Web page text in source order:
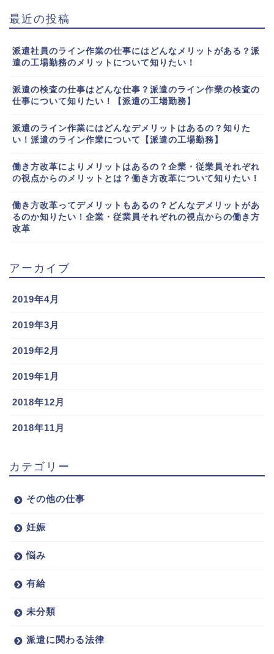
最近の投稿
派遣社員のライン作業の仕事にはどんなメリットがある？派
遣の工場勤務のメリットについて知りたい！
派遣の検査の仕事はどんな仕事？派遣のライン作業の検査の
仕事について知りたい！【派遣の工場勤務】
派遣のライン作業にはどんなデメリットはあるの？知りた
い！派遣のライン作業について【派遣の工場勤務】
働き方改革によりメリットはあるの？企業・従業員それぞれ
の視点からのメリットとは？働き方改革について知りたい！
働き方改革ってデメリットもあるの？どんなデメリットがあ
るのか知りたい！企業・従業員それぞれの視点からの働き方
改革
アーカイブ
2019年4月
2019年3月
2019年2月
2019年1月
2018年12月
2018年11月
カテゴリー
その他の仕事
妊娠
悩み
有給
未分類
派遣に関わる法律